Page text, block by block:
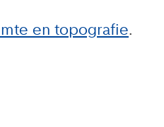
en topografie